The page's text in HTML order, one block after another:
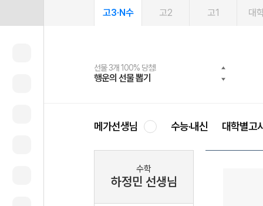
고3·N수 고2 고1 대
선물 3개 100% 당첨!
행운의 선물 뽑기
선물 100% 증정!
메가스터디 X 올리브
여름방학 스터디 캐시백
메가런 썸머스쿨
2027 러셀 단과
강사 공개선발
스마트러닝앱
설문 EVENT
메가패스
3일 무료 체험권
메가패스 수강생 무료혜택!
메가클럽 멤버십
사회공헌 캠페인
희망이룸 메가나눔
메가선생님 수능·내신 대학별고
수학
하정민 선생님